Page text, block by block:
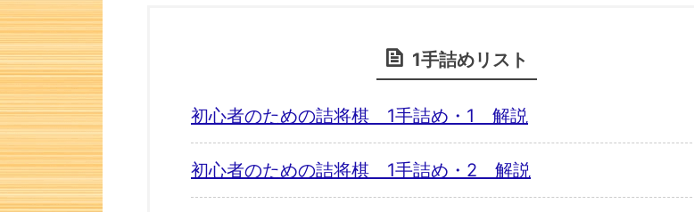
1手詰めリスト
初心者のための詰将棋 1手詰め・1 解説
初心者のための詰将棋 1手詰め・2 解説